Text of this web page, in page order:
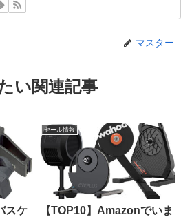
マスター
い関連記事
スケ
セール情報
【TOP10】Amazonでいま